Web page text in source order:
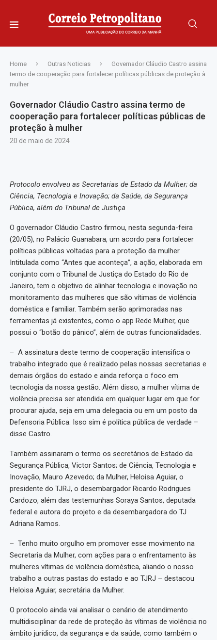
Home Outras Noticias
Governador Cláudio Castro assina
termo de cooperação para fortalecer políticas públicas de proteção à
mulher
Governador Cláudio Castro assina termo de
cooperação para fortalecer políticas públicas de
proteção à mulher
20 de maio de 2024
Protocolo envolveu as Secretarias de Estado da Mulher; da
Ciência, Tecnologia e Inovação; da Saúde, da Segurança
Pública, além do Tribunal de Justiça
O governador Cláudio Castro firmou, nesta segunda-feira
(20/05), no Palácio Guanabara, um acordo para fortalecer
políticas públicas voltadas para a proteção da mulher.
Intitulada como “Antes que aconteça”, a ação, elaborada em
conjunto com o Tribunal de Justiça do Estado do Rio de
Janeiro, tem o objetivo de alinhar tecnologia e inovação no
monitoramento das mulheres que são vítimas de violência
doméstica e familiar. Também serão aprimoradas nas
ferramentas já existentes, como o app Rede Mulher, que
possui o “botão do pânico”, além de outras funcionalidades.
– A assinatura deste termo de cooperação intensifica o
trabalho integrado que é realizado pelas nossas secretarias e
demais órgãos do estado e ainda reforça o foco em
tecnologia da nossa gestão. Além disso, a mulher vítima de
violência precisa ser atendida em qualquer lugar em que for
procurar ajuda, seja em uma delegacia ou em um posto da
Defensoria Pública. Isso sim é política pública de verdade –
disse Castro.
Também assinaram o termo os secretários de Estado da
Segurança Pública, Victor Santos; de Ciência, Tecnologia e
Inovação, Mauro Azevedo; da Mulher, Heloisa Aguiar, o
presidente do TJRJ, o desembargador Ricardo Rodrigues
Cardozo, além das testemunhas Soraya Santos, deputada
federal e autora do projeto e da desembargadora do TJ
Adriana Ramos.
– Tenho muito orgulho em promover esse movimento na
Secretaria da Mulher, com ações para o enfrentamento às
mulheres vítimas de violência doméstica, aliando o nosso
trabalho a outras pastas do estado e ao TJRJ – destacou
Heloisa Aguiar, secretária da Mulher.
O protocolo ainda vai analisar o cenário de atendimento
multidisciplinar da rede de proteção às vítimas de violência no
âmbito jurídico, da segurança e da saúde, como também o